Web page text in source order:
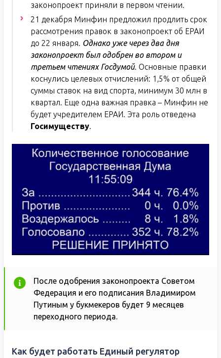
законопроект приняли в первом чтении.
21 декабря Минфин предложил продлить срок
рассмотрения правок в законопроект об ЕРАИ
до 22 января. Однако уже через два дня
законопроект был одобрен во втором и
третьем чтениях Госдумой. Основные правки
коснулись целевых отчислений: 1,5% от общей
суммы ставок на вид спорта, минимум 30 млн в
квартал. Еще одна важная правка – Минфин не
будет учредителем ЕРАИ. Эта роль отведена
Госимуществу.
После одобрения законопроекта Советом
Федерация и его подписания Владимиром
Путиным у букмекеров будет 9 месяцев
переходного периода.
Как будет работать Единый регулятор